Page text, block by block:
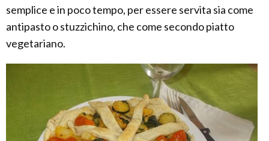
semplice e in poco tempo, per essere servita sia come
antipasto o stuzzichino, che come secondo piatto
vegetariano.